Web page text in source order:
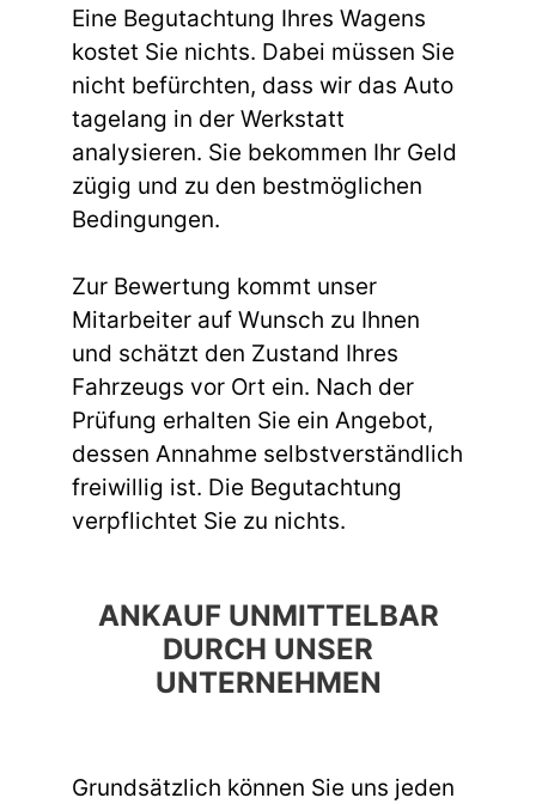
Eine Begutachtung Ihres Wagens
kostet Sie nichts. Dabei müssen Sie
nicht befürchten, dass wir das Auto
tagelang in der Werkstatt
analysieren. Sie bekommen Ihr Geld
zügig und zu den bestmöglichen
Bedingungen.
Zur Bewertung kommt unser
Mitarbeiter auf Wunsch zu Ihnen
und schätzt den Zustand Ihres
Fahrzeugs vor Ort ein. Nach der
Prüfung erhalten Sie ein Angebot,
dessen Annahme selbstverständlich
freiwillig ist. Die Begutachtung
verpflichtet Sie zu nichts.
ANKAUF UNMITTELBAR
DURCH UNSER
UNTERNEHMEN
Grundsätzlich können Sie uns jeden